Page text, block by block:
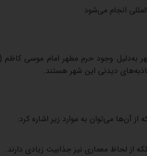
انجام می‌شود
وجود حرم مطهر امام موسی
دیدنی این شهر هستند.
آن‌ها می‌توان به موارد زیر اشاره کرد:
از لحاظ معماری نیز جذابیت زیادی دارند.